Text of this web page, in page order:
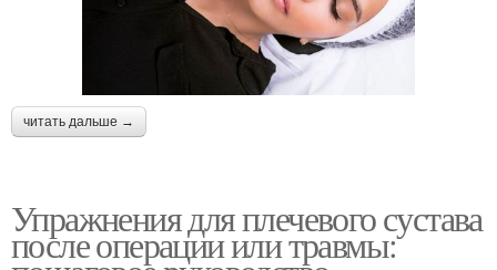
читать дальше →
Упражнения для плечевого сустава
после операции или травмы: